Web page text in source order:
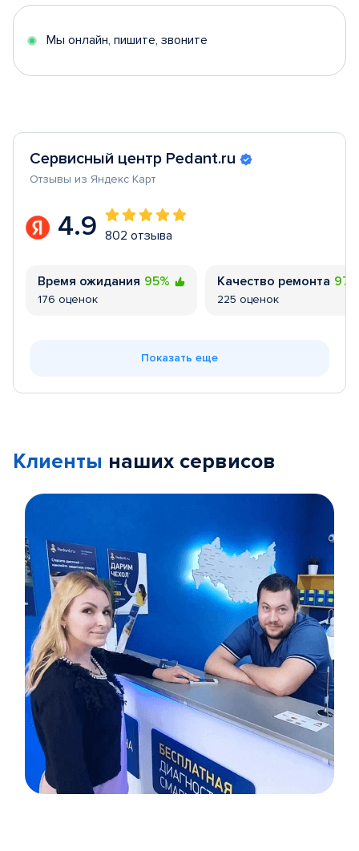
5
Мы онлайн, пишите, звоните
Сервисный центр Pedant.ru
Отзывы из Яндекс Карт
4.9 802 отзыва
Время ожидания 95%
176 оценок
Качество ремонта
225 оценок
Показать еще
Клиенты наших сервисов